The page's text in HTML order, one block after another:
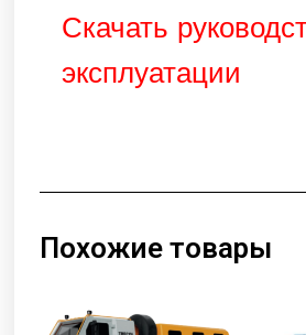
Скачать
эксплуатации
Похожие товары